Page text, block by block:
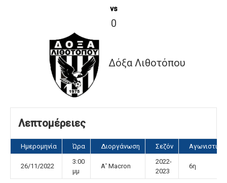
vs
0
Δόξα Λιθοτόπου
Λεπτομέρειες
Ημερομηνία Ώρα Διοργάνωση Σεζόν Αγωνιστική
26/11/2022
3:00
μμ
Α' Macron
2022-
2023
6η